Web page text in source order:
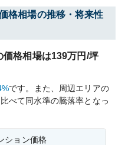
格相場の推移・将来性
価格相場は139万円/坪
です。
また、周辺エリアの
べて同水準の騰落率となっ
ション価格